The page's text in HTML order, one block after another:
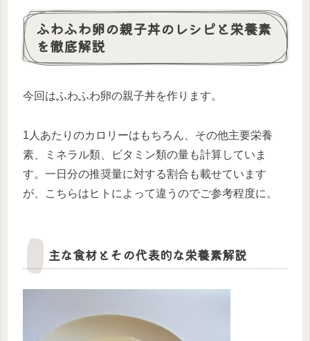
ふわふわ卵の親子丼のレシピと栄養素
を徹底解説
今回はふわふわ卵の親子丼を作ります。
1人あたりのカロリーはもちろん、その他主要栄養
素、ミネラル類、ビタミン類の量も計算していま
す。一日分の推奨量に対する割合も載せています
が、こちらはヒトによって違うのでご参考程度に。
主な食材とその代表的な栄養素解説